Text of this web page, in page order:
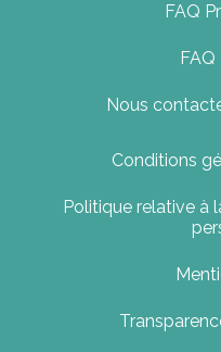
FAQ
Nous
Conditions
Politique relative à